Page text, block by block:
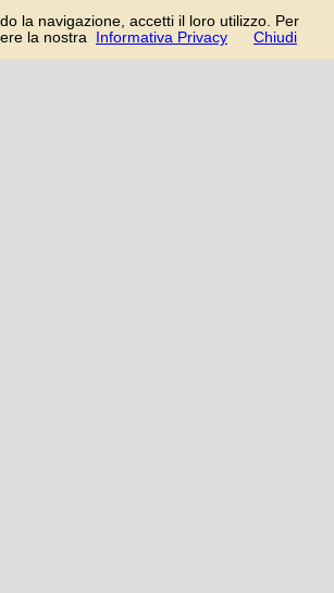
la navigazione, accetti il loro utilizzo. Per
la nostra
Informativa Privacy Chiudi